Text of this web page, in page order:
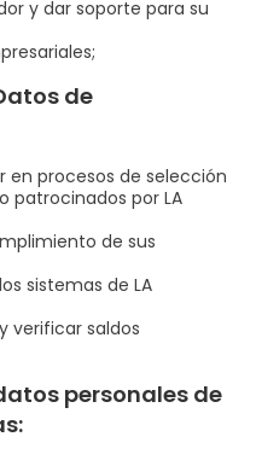
y dar soporte para su
de
en procesos de selección
patrocinados por LA
de sus
sistemas de LA
verificar saldos
personales de